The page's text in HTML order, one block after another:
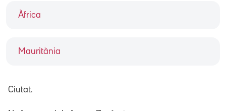
Àfrica
Mauritània
Ciutat.